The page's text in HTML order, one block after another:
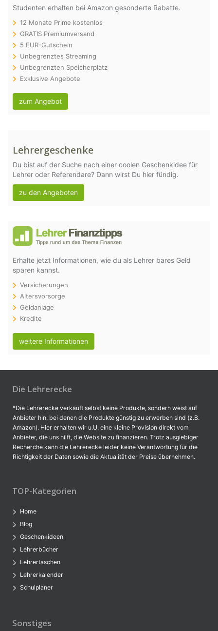
Studenten erhalten bei Amazon gesonderte Rabatte.
12 Monate Prime kostenlos
GRATIS Premiumversand
5 EUR-Gutschein
Unbegrenztes Streaming
Unbegrenzten Speicherplatz
Exklusive Angebote
zum Angebot
Lehrergeschenke
Du bist auf der Suche nach einer coolen Geschenkidee für
Lehrer oder Referendare? Dann wirst Du hier fündig.
zu den Angeboten
Erhalte jetzt Informationen, wie du als Lehrer bares Geld
sparen kannst.
Versicherungen
Altersvorsorge
Geldanlage
Kredite
weitere Informationen
Die Lehrerecke
*Die Lehrerecke verkauft selbst keine Produkte, sondern weist auf
Anbieter hin, bei denen die Produkte günstig zu erwerben sind (z.B.
Amazon). Hier erhalten wir u.U. eine kleine Provision direkt vom
Anbieter, die uns hilft, die Website zu finanzieren. Trotz ausgiebiger
Recherche kann die Lehrerecke leider keine Verantwortung für die
Richtigkeit der Daten sowie die Aktualität der Preise übernehmen.
TOP-Kategorien
Home
Blog
Geschenkideen
Lehrerbücher
Lehrertaschen
Lehrerkalender
Schulplaner
Sonstiges